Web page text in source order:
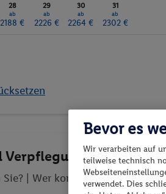
28
ab
2188 €
29
ab
2226 €
30
ab
2264 €
31
ab
2302 €
Verpflegung wählen
| Wer kommt mit?| Wo geht
Bevor es
Wir verarbeiten auf
teilweise technisch
verwendet. Dies